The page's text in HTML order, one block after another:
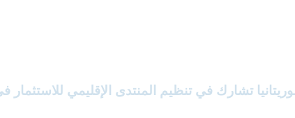
تشارك في تنظيم المنتدى الإقليمي للاستثمار في